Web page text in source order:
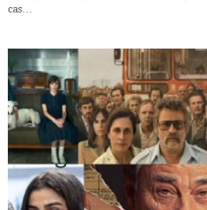
cas…